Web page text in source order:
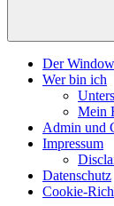
Der
Wer bin ich
Mein
Admin und
Impressum
Datenschutz
Cookie-